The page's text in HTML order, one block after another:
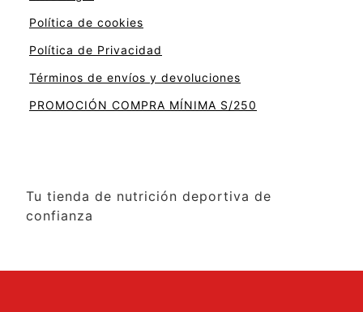
Política de cookies
Política de Privacidad
Términos de envíos y devoluciones
PROMOCIÓN COMPRA MÍNIMA S/250
Tu tienda de nutrición deportiva de
confianza